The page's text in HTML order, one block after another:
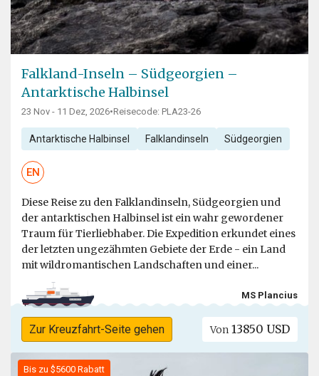
Falkland-Inseln – Südgeorgien –
Antarktische Halbinsel
23 Nov - 11 Dez, 2026•Reisecode: PLA23-26
Antarktische Halbinsel Falklandinseln Südgeorgien
EN
Diese Reise zu den Falklandinseln, Südgeorgien und
der antarktischen Halbinsel ist ein wahr gewordener
Traum für Tierliebhaber. Die Expedition erkundet eines
der letzten ungezähmten Gebiete der Erde - ein Land
mit wildromantischen Landschaften und einer...
MS Plancius
Zur Kreuzfahrt-Seite gehen Von 13850 USD
Bis zu $5600 Rabatt